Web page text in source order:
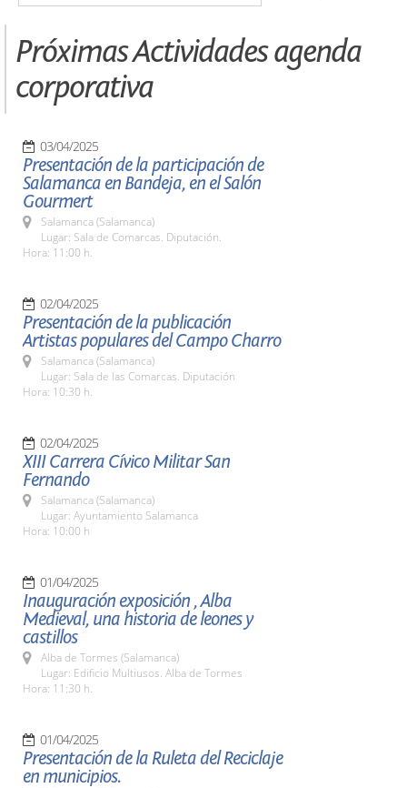
Próximas Actividades agenda
corporativa
03/04/2025
Presentación de la participación de
Salamanca en Bandeja, en el Salón
Gourmert
Salamanca (Salamanca)
Lugar: Sala de Comarcas. Diputación.
Hora: 11:00 h.
02/04/2025
Presentación de la publicación
Artistas populares del Campo Charro
Salamanca (Salamanca)
Lugar: Sala de las Comarcas. Diputación
Hora: 10:30 h.
02/04/2025
XIII Carrera Cívico Militar San
Fernando
Salamanca (Salamanca)
Lugar: Ayuntamiento Salamanca
Hora: 10:00 h
01/04/2025
Inauguración exposición , Alba
Medieval, una historia de leones y
castillos
Alba de Tormes (Salamanca)
Lugar: Edificio Multiusos. Alba de Tormes
Hora: 11:30 h.
01/04/2025
Presentación de la Ruleta del Reciclaje
en municipios.